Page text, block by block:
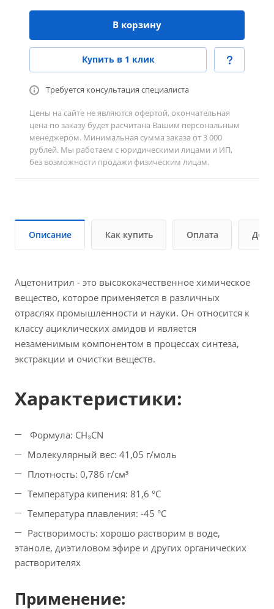
В корзину
Купить в 1 клик
Требуется консультация специалиста
Цены на сайте не являются офертой, окончательная
цена по заказу будет расчитана Вашим персональным
менеджером. Минимальная сумма заказа от 3 000
рублей. Мы работаем с юридическими лицами и ИП,
без возможности продажи физическим лицам.
Описание Как купить Оплата
Ацетонитрил - это высококачественное химическое
вещество, которое применяется в различных
отраслях промышленности и науки. Он относится к
классу ациклических амидов и является
незаменимым компонентом в процессах синтеза,
экстракции и очистки веществ.
Характеристики:
Формула: CH₃СN
Молекулярный вес: 41,05 г/моль
Плотность: 0,786 г/см³
Температура кипения: 81,6 °C
Температура плавления: -45 °C
Растворимость: хорошо растворим в воде,
этаноле, диэтиловом эфире и других органических
растворителях
Применение: